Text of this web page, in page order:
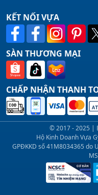
KẾT NỐI VỰA
SÀN THƯƠNG MẠI
CHẤP NHẬN THANH
© 2017 - 2025 |
Hộ Kinh Doanh Vựa
GPĐKKD số 41M8034365 do